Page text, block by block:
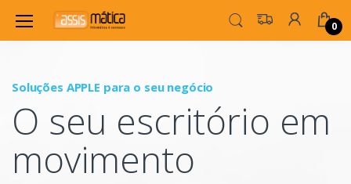
0
Soluções APPLE para o seu negócio
O seu escritório em
movimento